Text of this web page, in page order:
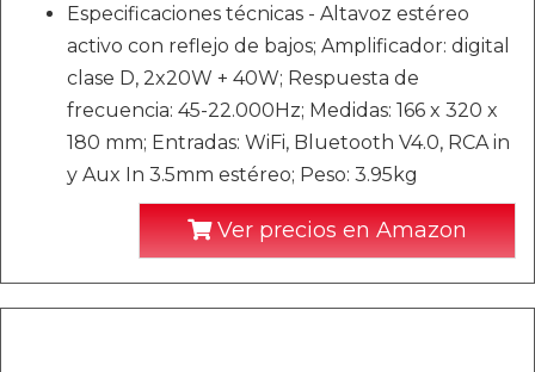
Especificaciones técnicas - Altavoz estéreo
activo con reflejo de bajos; Amplificador: digital
clase D, 2x20W + 40W; Respuesta de
frecuencia: 45-22.000Hz; Medidas: 166 x 320 x
180 mm; Entradas: WiFi, Bluetooth V4.0, RCA in
y Aux In 3.5mm estéreo; Peso: 3.95kg
Ver precios en Amazon